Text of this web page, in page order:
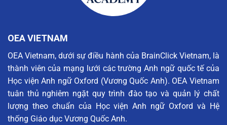
OEA VIETNAM
OEA Vietnam, dưới sự điều hành của BrainClick Vietnam, là
thành viên của mạng lưới các trường Anh ngữ quốc tế của
Học viện Anh ngữ Oxford (Vương Quốc Anh). OEA Vietnam
tuân thủ nghiêm ngặt quy trình đào tạo và quản lý chất
lượng theo chuẩn của Học viện Anh ngữ Oxford và Hệ
thống Giáo dục Vương Quốc Anh.